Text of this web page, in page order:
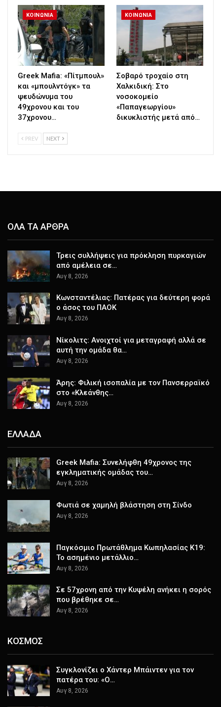
ΚΟΙΝΩΝΙΑ
Greek Μafia: «Πίτμπουλ»
και «μπουλντόγκ» τα
ψευδώνυμα του
49χρονου και του
37χρονου…
ΚΟΙΝΩΝΙΑ
Σοβαρό τροχαίο στη
Χαλκιδική: Στο
νοσοκομείο
«Παπαγεωργίου»
δικυκλιστής μετά από…
PREV NEXT
ΟΛΑ ΤΑ ΑΡΘΡΑ
Τρεις συλλήψεις για πρόκληση πυρκαγιών
από αμέλεια σε…
Αυγ 8, 2026
Κωνσταντέλιας: Πατέρας για δεύτερη φορά
ο άσος του ΠΑΟΚ
Αυγ 8, 2026
Νίκολιτς: Ανοιχτοί για μεταγραφή αλλά σε
αυτή την ομάδα θα…
Αυγ 8, 2026
Άρης: Φιλική ισοπαλία με τον Πανσερραϊκό
στο «Κλεάνθης…
Αυγ 8, 2026
ΕΛΛΑΔΑ
Greek Mafia: Συνελήφθη 49χρονος της
εγκληματικής ομάδας του…
Αυγ 8, 2026
Φωτιά σε χαμηλή βλάστηση στη Σίνδο
Αυγ 8, 2026
Παγκόσμιο Πρωτάθλημα Κωπηλασίας Κ19:
Το ασημένιο μετάλλιο…
Αυγ 8, 2026
Σε 57χρονη από την Κυψέλη ανήκει η σορός
που βρέθηκε σε…
Αυγ 8, 2026
ΚΟΣΜΟΣ
Συγκλονίζει ο Χάντερ Μπάιντεν για τον
πατέρα του: «Ο…
Αυγ 8, 2026